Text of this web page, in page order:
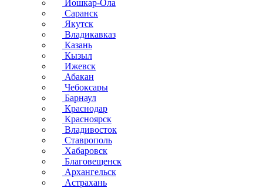
Йошкар-Ола
Саранск
Якутск
Владикавказ
Казань
Кызыл
Ижевск
Абакан
Чебоксары
Барнаул
Краснодар
Красноярск
Владивосток
Ставрополь
Хабаровск
Благовещенск
Архангельск
Астрахань